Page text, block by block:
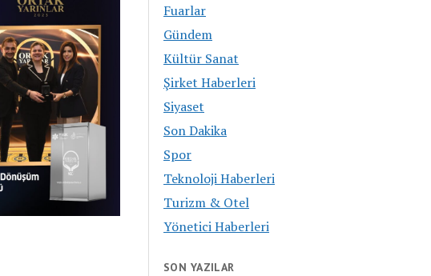
Fuarlar
Gündem
Kültür Sanat
Şirket Haberleri
Siyaset
Son Dakika
Spor
Teknoloji Haberleri
Turizm & Otel
Yönetici Haberleri
SON YAZILAR